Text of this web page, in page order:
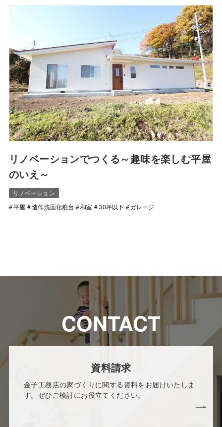
リノベーションでつくる～趣味を楽しむ平屋
のいえ～
リノベーション
平屋
造作洗面化粧台 和室 30坪以下 ガレージ
CONTACT
資料請求
金子工務店の家づくりに関する資料をお届けいたしま
す。ぜひご検討にお役立てください。